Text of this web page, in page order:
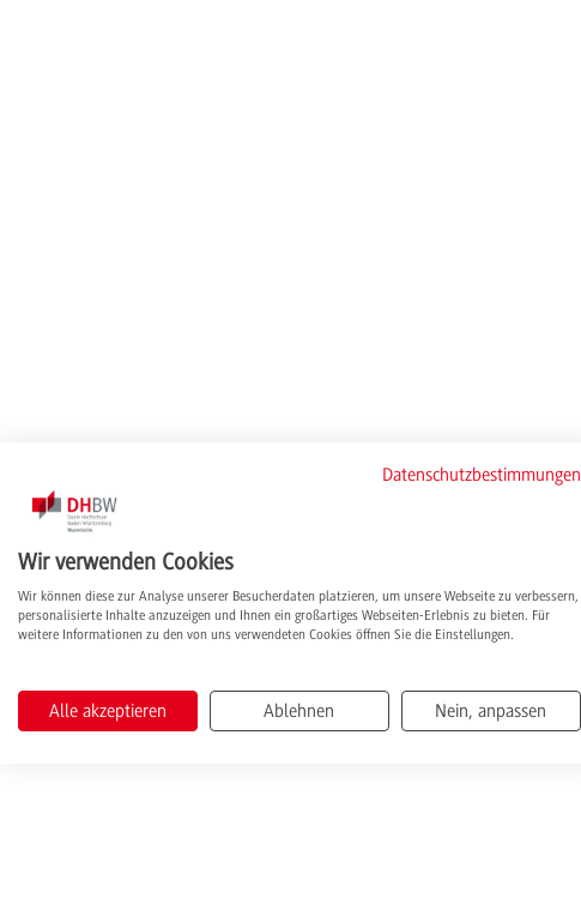
Datenschutzbestimmungen
Wir verwenden Cookies
Wir können diese zur Analyse unserer Besucherdaten platzieren, um unsere Webseite zu verbessern,
personalisierte Inhalte anzuzeigen und Ihnen ein großartiges Webseiten-Erlebnis zu bieten. Für
weitere Informationen zu den von uns verwendeten Cookies öffnen Sie die Einstellungen.
Alle akzeptieren Ablehnen Nein, anpassen